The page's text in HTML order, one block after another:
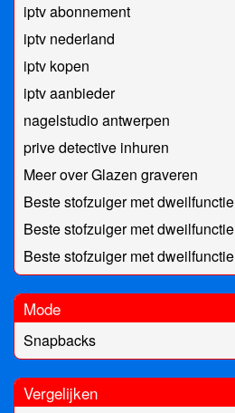
iptv abonnement
iptv nederland
iptv kopen
iptv aanbieder
nagelstudio antwerpen
prive detective inhuren
Meer over Glazen graveren
Beste stofzuiger met dweilfunctie
Beste stofzuiger met dweilfunctie
Beste stofzuiger met dweilfunctie
Mode
Snapbacks
Vergelijken